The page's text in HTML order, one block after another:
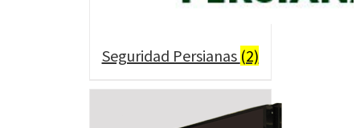
Seguridad Persianas (2)